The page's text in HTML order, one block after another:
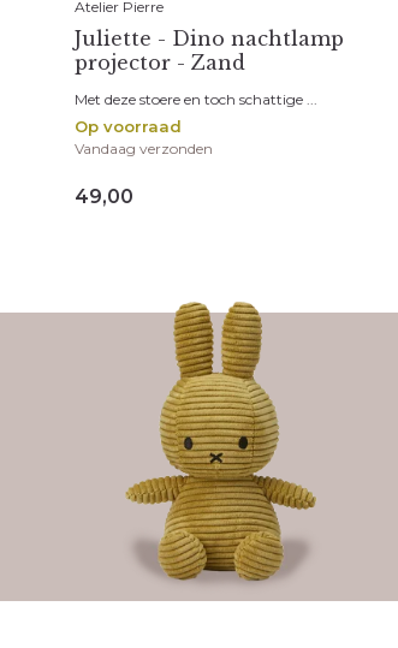
Atelier Pierre
Juliette - Dino nachtlamp
projector - Zand
Met deze stoere en toch schattige ...
Op voorraad
Vandaag verzonden
49,00